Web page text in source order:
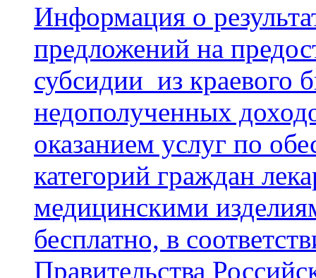
Информация о
предложений на
субсидии из краевого
недополученных
оказанием услуг по
категорий граждан
медицинскими
бесплатно, в
Правительства